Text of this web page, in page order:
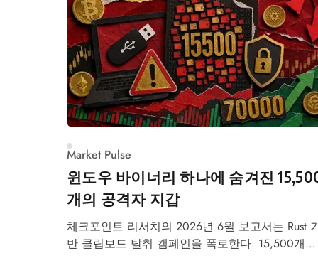
Market Pulse
윈도우 바이너리 하나에 숨겨진
개의 공격자 지갑
체크포인트 리서치의 2026년 6월 보고서는 Rust
반 클립보드 탈취 캠페인을 폭로한다. 15,500개의